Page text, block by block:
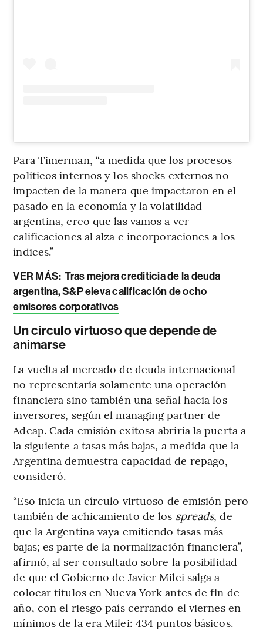
Para Timerman, “a medida que los procesos
políticos internos y los shocks externos no
impacten de la manera que impactaron en el
pasado en la economía y la volatilidad
argentina, creo que las vamos a ver
calificaciones al alza e incorporaciones a los
índices.”
VER MÁS: Tras mejora crediticia de la deuda
argentina, S&P eleva calificación de ocho
emisores corporativos
Un círculo virtuoso que depende de
animarse
La vuelta al mercado de deuda internacional
no representaría solamente una operación
financiera sino también una señal hacia los
inversores, según el managing partner de
Adcap. Cada emisión exitosa abriría la puerta a
la siguiente a tasas más bajas, a medida que la
Argentina demuestra capacidad de repago,
consideró.
“Eso inicia un círculo virtuoso de emisión pero
también de achicamiento de los spreads, de
que la Argentina vaya emitiendo tasas más
bajas; es parte de la normalización financiera”,
afirmó, al ser consultado sobre la posibilidad
de que el Gobierno de Javier Milei salga a
colocar títulos en Nueva York antes de fin de
año, con el riesgo país cerrando el viernes en
mínimos de la era Milei: 434 puntos básicos.